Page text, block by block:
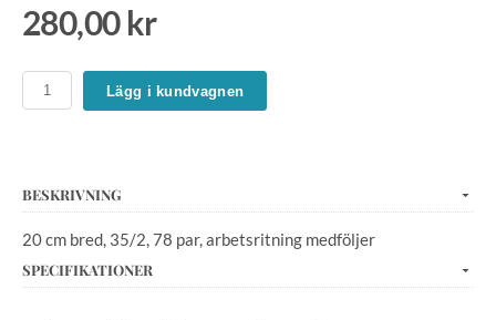
280,00 kr
Lägg i kundvagnen
BESKRIVNING
20 cm bred, 35/2, 78 par, arbetsritning medföljer
SPECIFIKATIONER